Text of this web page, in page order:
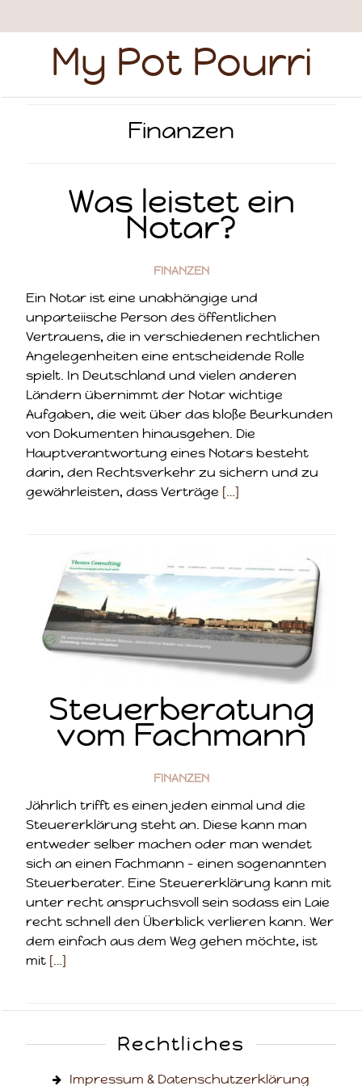
My Pot Pourri
Finanzen
Was leistet ein
Notar?
FINANZEN
Ein Notar ist eine unabhängige und
unparteiische Person des öffentlichen
Vertrauens, die in verschiedenen rechtlichen
Angelegenheiten eine entscheidende Rolle
spielt. In Deutschland und vielen anderen
Ländern übernimmt der Notar wichtige
Aufgaben, die weit über das bloße Beurkunden
von Dokumenten hinausgehen. Die
Hauptverantwortung eines Notars besteht
darin, den Rechtsverkehr zu sichern und zu
gewährleisten, dass Verträge […]
Steuerberatung
vom Fachmann
FINANZEN
Jährlich trifft es einen jeden einmal und die
Steuererklärung steht an. Diese kann man
entweder selber machen oder man wendet
sich an einen Fachmann – einen sogenannten
Steuerberater. Eine Steuererklärung kann mit
unter recht anspruchsvoll sein sodass ein Laie
recht schnell den Überblick verlieren kann. Wer
dem einfach aus dem Weg gehen möchte, ist
mit […]
Rechtliches
Impressum & Datenschutzerklärung